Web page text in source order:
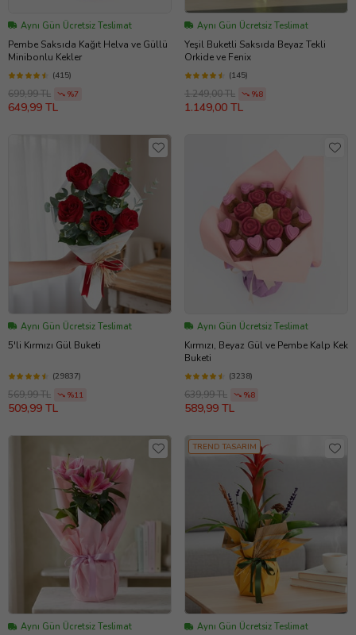
Aynı Gün Ücretsiz Teslimat
Pembe Saksıda Kağıt Helva ve Güllü
Minibonlu Kekler
(415)
699,99 TL %7
649,99 TL
Aynı Gün Ücretsiz Teslimat
Yeşil Buketli Saksıda Beyaz Tekli
Orkide ve Fenix
(145)
1.249,00 TL %8
1.149,00 TL
Aynı Gün Ücretsiz Teslimat
5'li Kırmızı Gül Buketi
(29837)
569,99 TL %11
509,99 TL
Aynı Gün Ücretsiz Teslimat
Kırmızı, Beyaz Gül ve Pembe Kalp Kek
Buketi
(3238)
639,99 TL %8
589,99 TL
Aynı Gün Ücretsiz Teslimat
TREND TASARIM
Aynı Gün Ücretsiz Teslimat